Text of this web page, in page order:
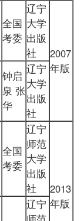
全国
考委
辽宁
大学
出版
社
2007
年版
钟启
泉 张
华
辽宁
大学
出版
社
全国
考委
辽宁
师范
大学
出版
社
2013
年版
辽宁